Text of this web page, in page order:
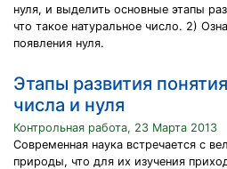
нуля, и выделить основные этапы
что такое натуральное число. 2)
появления нуля.
Этапы развития
числа и нуля
Контрольная работа, 23 Марта 2013
Современная наука встречается с
природы, что для их изучения